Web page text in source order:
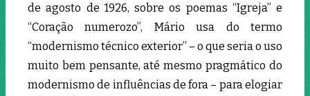
de agosto de 1926, sobre os poemas “Igreja” e
“Coração numerozo”, Mário usa do termo
“modernismo técnico exterior” – o que seria o uso
muito bem pensante, até mesmo pragmático do
modernismo de influências de fora – para elogiar